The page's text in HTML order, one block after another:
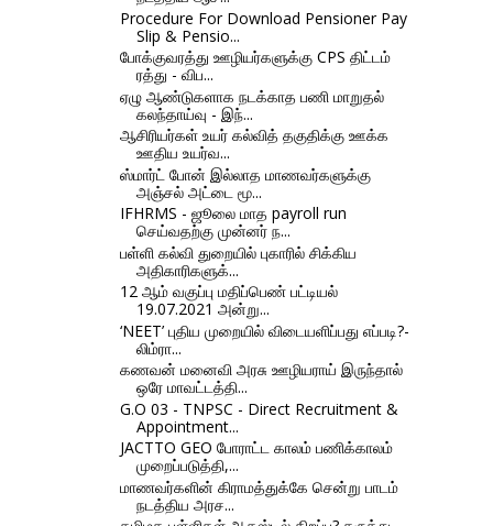
Procedure For Download Pensioner Pay
Slip & Pensio...
போக்குவரத்து ஊழியர்களுக்கு CPS திட்டம்
ரத்து - விப...
ஏழு ஆண்டுகளாக நடக்காத பணி மாறுதல்
கலந்தாய்வு - இந்...
ஆசிரியர்கள் உயர் கல்வித் தகுதிக்கு ஊக்க
ஊதிய உயர்வ...
ஸ்மார்ட் போன் இல்லாத மாணவர்களுக்கு
அஞ்சல் அட்டை மூ...
IFHRMS - ஜூலை மாத payroll run
செய்வதற்கு முன்னர் ந...
பள்ளி கல்வி துறையில் புகாரில் சிக்கிய
அதிகாரிகளுக்...
12 ஆம் வகுப்பு மதிப்பெண் பட்டியல்
19.07.2021 அன்று...
‘NEET’ புதிய முறையில் விடையளிப்பது எப்படி?-
லிம்ரா...
கணவன் மனைவி அரசு ஊழியராய் இருந்தால்
ஒரே மாவட்டத்தி...
G.O 03 - TNPSC - Direct Recruitment &
Appointment...
JACTTO GEO போராட்ட காலம் பணிக்காலம்
முறைப்படுத்தி,...
மாணவர்களின் கிராமத்துக்கே சென்று பாடம்
நடத்திய அரச...